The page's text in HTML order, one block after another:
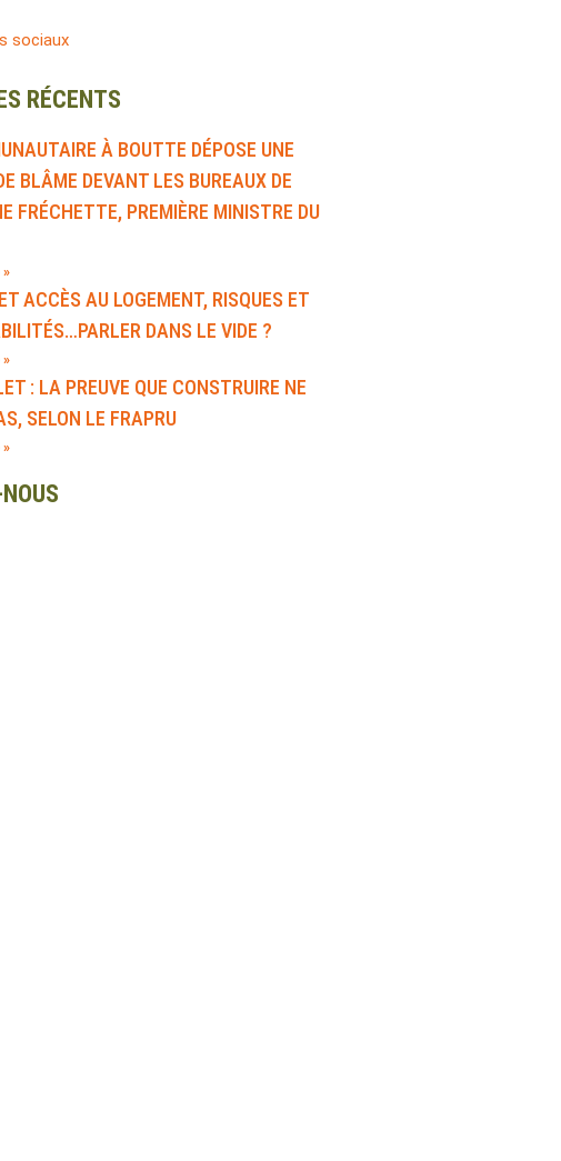
sociaux
RÉCENTS
À BOUTTE DÉPOSE UNE
BLÂME DEVANT LES BUREAUX DE
FRÉCHETTE, PREMIÈRE MINISTRE DU
ACCÈS AU LOGEMENT, RISQUES ET
DANS LE VIDE ?
: LA PREUVE QUE CONSTRUIRE NE
SELON LE FRAPRU